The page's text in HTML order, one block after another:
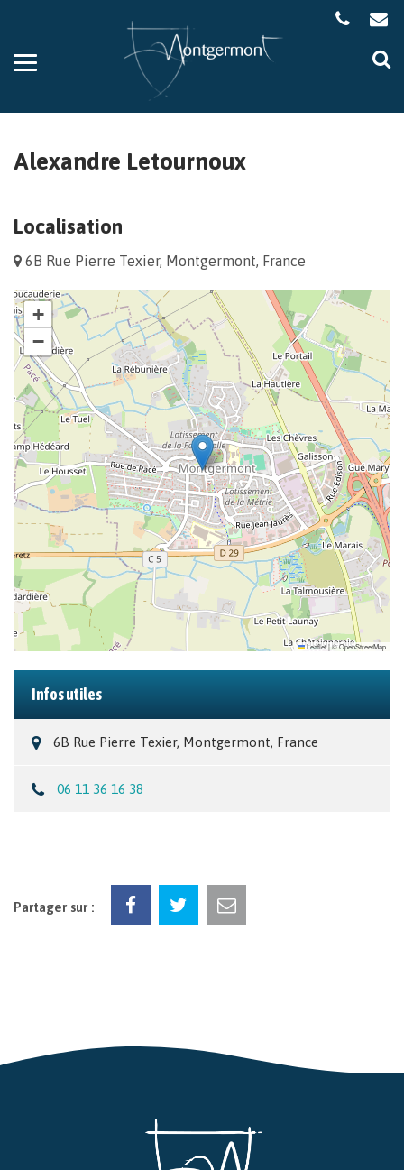
Aller
la
Alexandre Letournoux
Localisation
6B Rue Pierre Texier, Montgermont, France
+
−
Leaflet|©OpenStreetMap
Infos utiles
6B Rue Pierre Texier, Montgermont, France
06 11 36 16 38
Partager sur :